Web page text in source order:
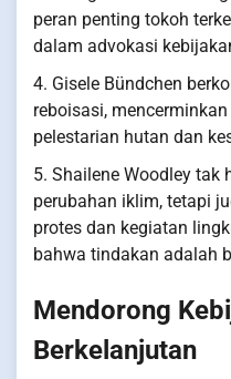
peran penting tokoh
dalam advokasi
4. Gisele Bündchen
reboisasi,
pelestarian hutan dan
5. Shailene Woodley tak
perubahan iklim, tetapi
protes dan kegiatan
bahwa tindakan adalah
Mendorong
Berkelanjutan